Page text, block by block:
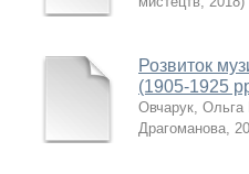
Розвиток
(1905-1925
Овчарук, Ольга
Драгоманова,